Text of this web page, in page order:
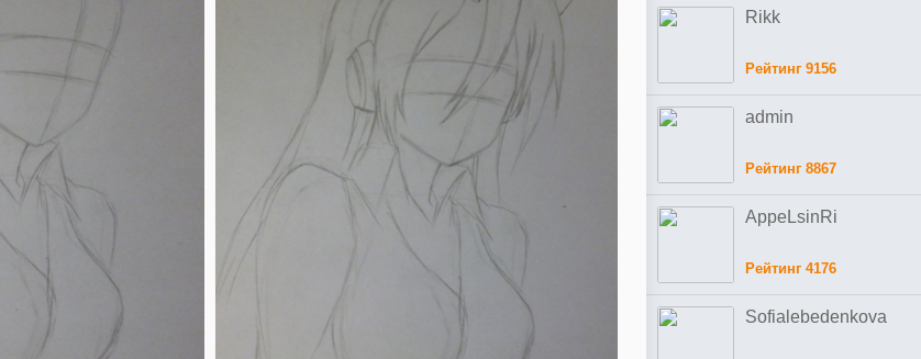
Rikk
Рейтинг 9156
admin
Рейтинг 8867
AppeLsinRi
Рейтинг 4176
Sofialebedenkova